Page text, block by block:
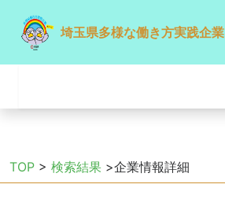
埼玉県多様な働き方実践企業
TOP > 検索結果 >企業情報詳細